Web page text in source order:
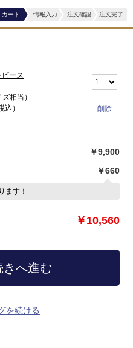
カート 情報入力 注文確認 注文完了
ース
ズ相当）
込）
￥9,900
￥660
ます！
￥10,560
を続ける